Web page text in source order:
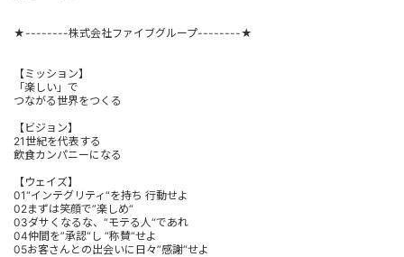
★--------株式会社ファイブグループ--------★
【ミッション】
「楽しい」で
つながる世界をつくる
【ビジョン】
21世紀を代表する
飲食カンパニーになる
【ウェイズ】
01“インテグリティ“を持ち 行動せよ
02まずは笑顔で”楽しめ“
03ダサくなるな、“モテる人“であれ
04仲間を”承認“し “称賛“せよ
05お客さんとの出会いに日々”感謝“せよ